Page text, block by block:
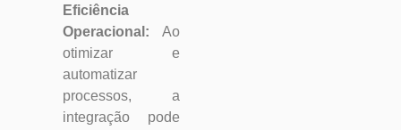
Eficiência
Operacional: Ao
otimizar e
automatizar
processos, a
integração pode